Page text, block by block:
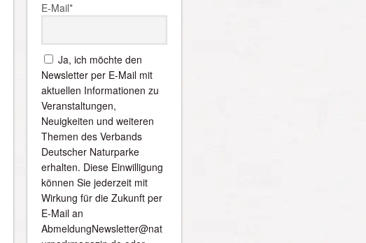
E-Mail*
Ja, ich möchte den
Newsletter per E-Mail mit
aktuellen Informationen zu
Veranstaltungen,
Neuigkeiten und weiteren
Themen des Verbands
Deutscher Naturparke
erhalten. Diese Einwilligung
können Sie jederzeit mit
Wirkung für die Zukunft per
E-Mail an
AbmeldungNewsletter@nat